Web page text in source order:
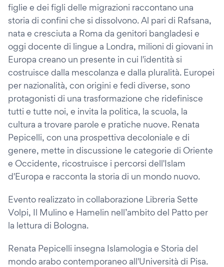
figlie e dei figli delle migrazioni raccontano una
storia di confini che si dissolvono. Al pari di Rafsana,
nata e cresciuta a Roma da genitori bangladesi e
oggi docente di lingue a Londra, milioni di giovani in
Europa creano un presente in cui l'identità si
costruisce dalla mescolanza e dalla pluralità. Europei
per nazionalità, con origini e fedi diverse, sono
protagonisti di una trasformazione che ridefinisce
tutti e tutte noi, e invita la politica, la scuola, la
cultura a trovare parole e pratiche nuove. Renata
Pepicelli, con una prospettiva decoloniale e di
genere, mette in discussione le categorie di Oriente
e Occidente, ricostruisce i percorsi dell'Islam
d'Europa e racconta la storia di un mondo nuovo.
Evento realizzato in collaborazione Libreria Sette
Volpi, Il Mulino e Hamelin nell’ambito del Patto per
la lettura di Bologna.
Renata Pepicelli insegna Islamologia e Storia del
mondo arabo contemporaneo all'Università di Pisa.